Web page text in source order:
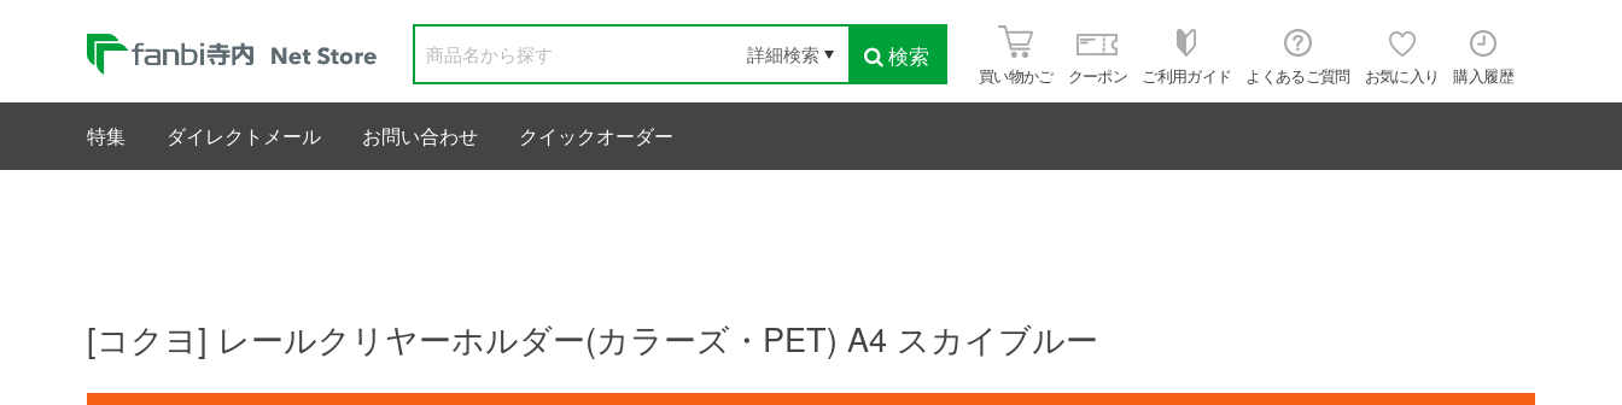
検索
詳細検索
買い物かご クーポン ご利用ガイド よくあるご質問 お気に入り 購入履歴
特集 ダイレクトメール お問い合わせ クイックオーダー
[コクヨ] レールクリヤーホルダー(カラーズ・PET) A4 スカイブルー